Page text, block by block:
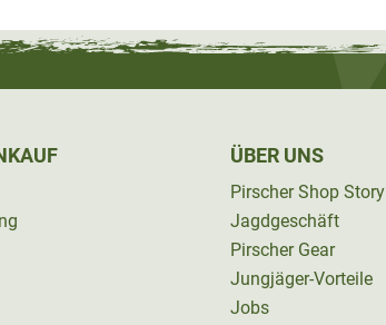
ÜBER UNS
Pirscher Shop Story
Jagdgeschäft
Pirscher Gear
Jungjäger-Vorteile
Jobs